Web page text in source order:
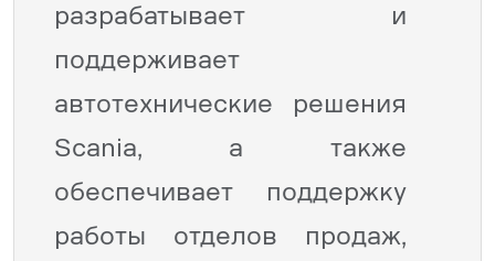
разрабатывает и
поддерживает
автотехнические решения
Scania, а также
обеспечивает поддержку
работы отделов продаж,